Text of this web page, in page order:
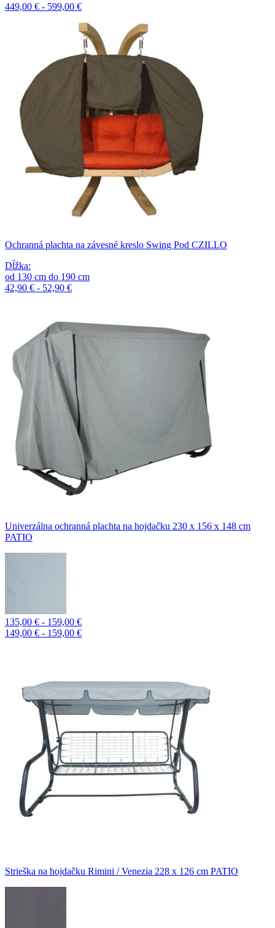
449,00 € - 599,00 €
Ochranná plachta na závesné kreslo Swing Pod CZILLO
Dĺžka:
od 130 cm do 190 cm
42,90 € - 52,90 €
Univerzálna ochranná plachta na hojdačku 230 x 156 x 148 cm
PATIO
135,00 € - 159,00 €
149,00 € - 159,00 €
Strieška na hojdačku Rimini / Venezia 228 x 126 cm PATIO